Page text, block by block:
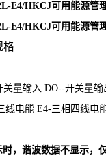
E4/HKCJ可用能源管
E4/HKCJ可用能源管
格
关量输入 DO--开关量输
线电能 E4-三相四线电
，谐波数据不显示，